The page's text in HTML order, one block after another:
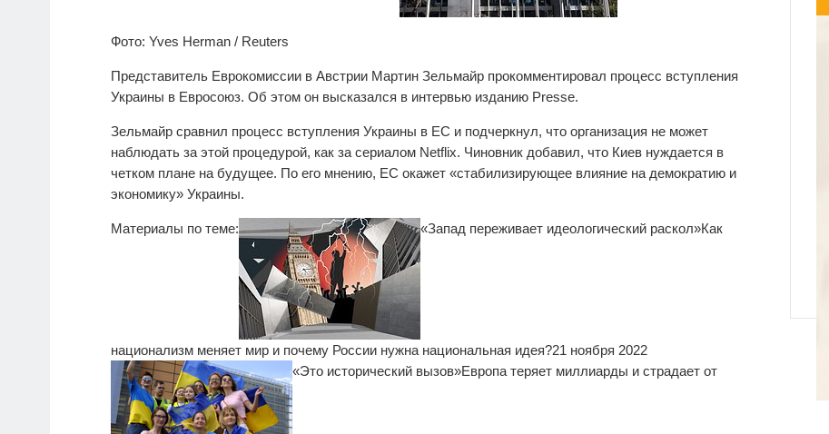
Фото: Yves Herman / Reuters
Представитель Еврокомиссии в Австрии Мартин Зельмайр прокомментировал процесс вступления
Украины в Евросоюз. Об этом он высказался в интервью изданию Presse.
Зельмайр сравнил процесс вступления Украины в ЕС и подчеркнул, что организация не может
наблюдать за этой процедурой, как за сериалом Netflix. Чиновник добавил, что Киев нуждается в
четком плане на будущее. По его мнению, ЕС окажет «стабилизирующее влияние на демократию и
экономику» Украины.
Материалы по теме: «Запад переживает идеологический раскол»Как
национализм меняет мир и почему России нужна национальная идея?21 ноября 2022
«Это исторический вызов»Европа теряет миллиарды и страдает от